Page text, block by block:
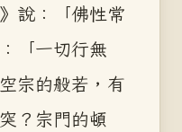
說：「佛性常
「一切行無
宗的般若，有
？宗門的頓